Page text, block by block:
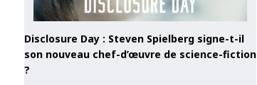
Disclosure Day : Steven Spielberg signe-t-il
son nouveau chef-d’œuvre de science-fiction
?